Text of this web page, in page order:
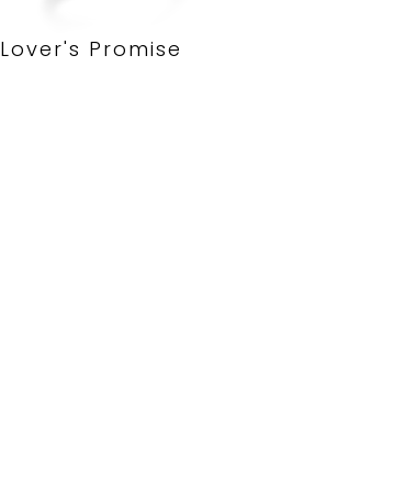
Lover's Promise